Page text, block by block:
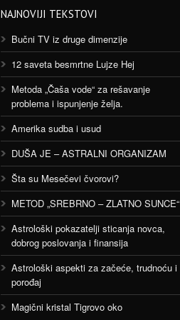
NAJNOVIJI TEKSTOVI
Bučni TV iz druge dimenzije
12 saveta besmrtne Lujze Hej
Metoda „Čaša vode“ za rešavanje
problema i ispunjenje želja.
Amerika sudba i usud
DUŠA JE – ASTRALNI ORGANIZAM
Šta su Mesečevi čvorovi?
METOD „SREBRNO – ZLATNO SUNCE“
Astrološki pokazatelji sticanja novca,
dobrog poslovanja i finansija
Astrološki aspekti za začeće, trudnoću i
porođaj
Magični kristal Tigrovo oko